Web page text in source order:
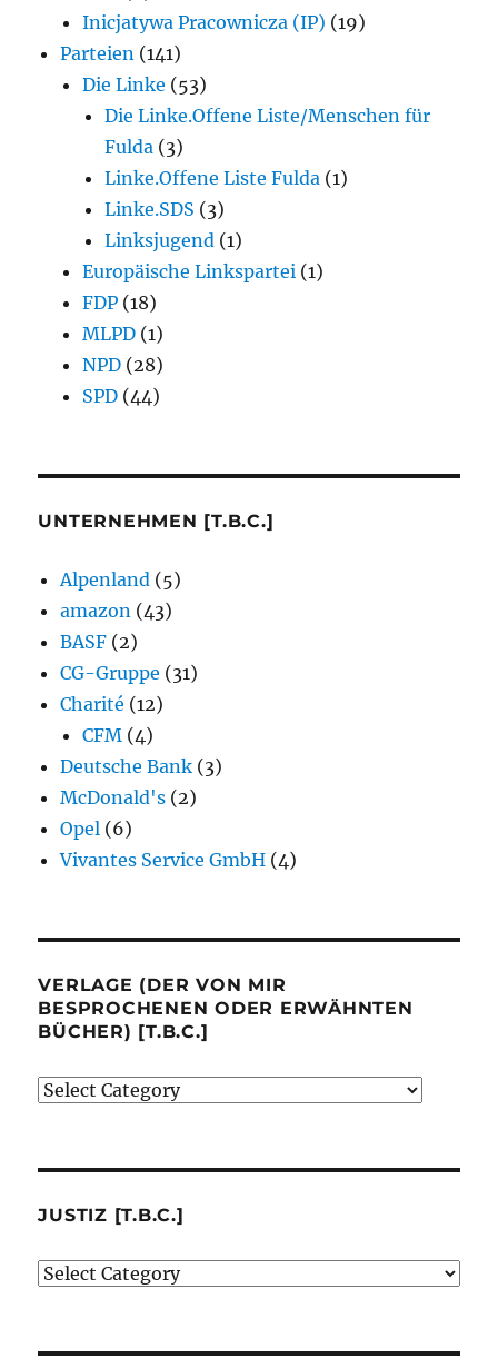
Inicjatywa Pracownicza (IP) (19)
Parteien (141)
Die Linke (53)
Die Linke.Offene Liste/Menschen für
Fulda (3)
Linke.Offene Liste Fulda (1)
Linke.SDS (3)
Linksjugend (1)
Europäische Linkspartei (1)
FDP (18)
MLPD (1)
NPD (28)
SPD (44)
UNTERNEHMEN [T.B.C.]
Alpenland (5)
amazon (43)
BASF (2)
CG-Gruppe (31)
Charité (12)
CFM (4)
Deutsche Bank (3)
McDonald's (2)
Opel (6)
Vivantes Service GmbH (4)
VERLAGE (DER VON MIR
BESPROCHENEN ODER ERWÄHNTEN
BÜCHER) [T.B.C.]
Verlage
besprochenen
erwähnten
JUSTIZ [T.B.C.]
Justiz